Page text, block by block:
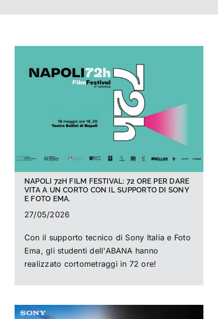
Accessori
Cerca
NAPOLI 72H FILM FESTIVAL: 72 ORE PER DARE
VITA A UN CORTO CON IL SUPPORTO DI SONY
E FOTO EMA.
27/05/2026
Con il supporto tecnico di Sony Italia e Foto
Ema, gli studenti dell'ABANA hanno
realizzato cortometraggi in 72 ore!